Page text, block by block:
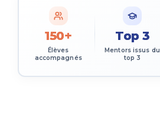
150+
Élèves
accompagnés
Top 3
Mentors issus du
top 3